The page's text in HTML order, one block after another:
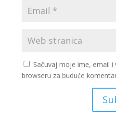
Sačuvaj moje ime, email
browseru za buduće